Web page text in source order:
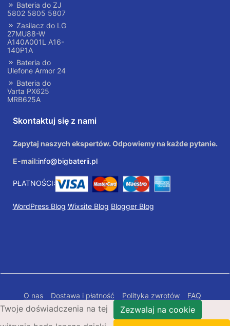
Bateria do ZJ
5802 5805 5807
Zasilacz do LG
27MU88-W
A140A001L A16-
140P1A
Bateria do
Ulefone Armor 24
Bateria do
Varta PX625
MRB625A
Skontaktuj się z nami
Zapytaj naszych ekspertów. Odpowiemy na każde pytanie.
E-mail:info@bigbaterii.pl
PŁATNOŚCI:
WordPress Blog Wixsite Blog Blogger Blog
O nas Dostawa i płatność Polityka zwrotów
FAQ
Polityka prywatności
Mapa Strony
Twoje doświadczenia na tej
Zezwalaj na cookie